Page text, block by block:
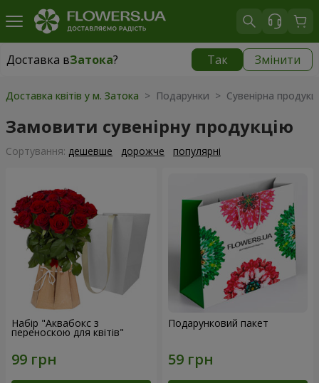
Доставка вЗатока? Так Змінити
Доставка вЗатока|
Доставка квітів у м. Затока > Подарунки > Сувенірна
Замовити сувенірну продукцію
Сортування: дешевше дорожче популярні
Набір "Аквабокс з
переноскою для квітів"
Подарунковий пакет